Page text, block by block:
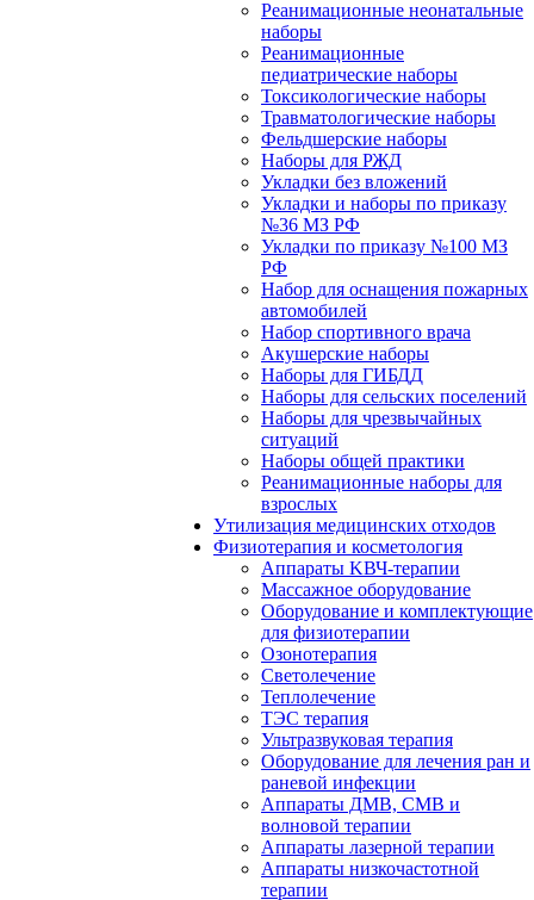
Реанимационные неонатальные
наборы
Реанимационные
педиатрические наборы
Токсикологические наборы
Травматологические наборы
Фельдшерские наборы
Наборы для РЖД
Укладки без вложений
Укладки и наборы по приказу
№36 МЗ РФ
Укладки по приказу №100 МЗ
РФ
Набор для оснащения пожарных
автомобилей
Набор спортивного врача
Акушерские наборы
Наборы для ГИБДД
Наборы для сельских поселений
Наборы для чрезвычайных
ситуаций
Наборы общей практики
Реанимационные наборы для
взрослых
Утилизация медицинских отходов
Физиотерапия и косметология
Аппараты KВЧ-терапии
Массажное оборудование
Оборудование и комплектующие
для физиотерапии
Озонотерапия
Светолечение
Теплолечение
ТЭС терапия
Ультразвуковая терапия
Оборудование для лечения ран и
раневой инфекции
Аппараты ДМВ, СМВ и
волновой терапии
Аппараты лазерной терапии
Аппараты низкочастотной
терапии